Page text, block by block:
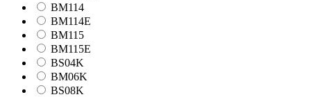
BM114
BM114E
BM115
BM115E
BS04K
BM06K
BS08K